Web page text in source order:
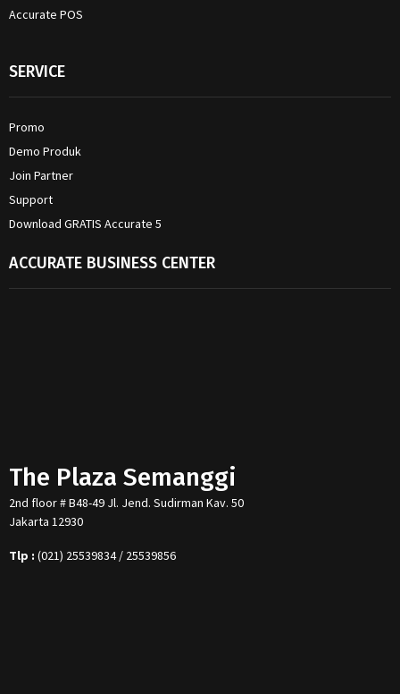
Accurate POS
SERVICE
Promo
Demo Produk
Join Partner
Support
Download GRATIS Accurate 5
ACCURATE BUSINESS CENTER
The Plaza Semanggi
2nd floor # B48-49 Jl. Jend. Sudirman Kav. 50
Jakarta 12930
Tlp : (021) 25539834 / 25539856